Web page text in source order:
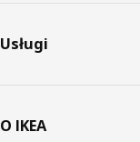
Usługi
O IKEA